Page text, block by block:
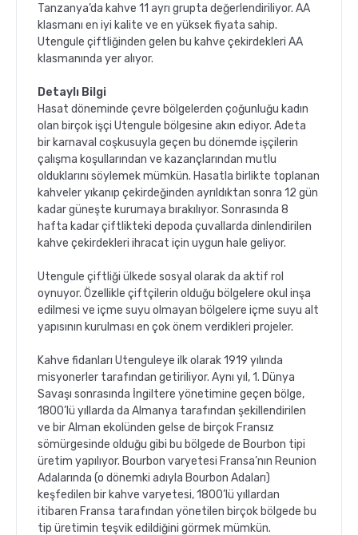
Tanzanya’da kahve 11 ayrı grupta değerlendiriliyor. AA
klasmanı en iyi kalite ve en yüksek fiyata sahip.
Utengule çiftliğinden gelen bu kahve çekirdekleri AA
klasmanında yer alıyor.
Detaylı Bilgi
Hasat döneminde çevre bölgelerden çoğunluğu kadın
olan birçok işçi Utengule bölgesine akın ediyor. Adeta
bir karnaval coşkusuyla geçen bu dönemde işçilerin
çalışma koşullarından ve kazançlarından mutlu
olduklarını söylemek mümkün. Hasatla birlikte toplanan
kahveler yıkanıp çekirdeğinden ayrıldıktan sonra 12 gün
kadar güneşte kurumaya bırakılıyor. Sonrasında 8
hafta kadar çiftlikteki depoda çuvallarda dinlendirilen
kahve çekirdekleri ihracat için uygun hale geliyor.
Utengule çiftliği ülkede sosyal olarak da aktif rol
oynuyor. Özellikle çiftçilerin olduğu bölgelere okul inşa
edilmesi ve içme suyu olmayan bölgelere içme suyu alt
yapısının kurulması en çok önem verdikleri projeler.
Kahve fidanları Utenguleye ilk olarak 1919 yılında
misyonerler tarafından getiriliyor. Aynı yıl, 1. Dünya
Savaşı sonrasında İngiltere yönetimine geçen bölge,
1800’lü yıllarda da Almanya tarafından şekillendirilen
ve bir Alman ekolünden gelse de birçok Fransız
sömürgesinde olduğu gibi bu bölgede de Bourbon tipi
üretim yapılıyor. Bourbon varyetesi Fransa’nın Reunion
Adalarında (o dönemki adıyla Bourbon Adaları)
keşfedilen bir kahve varyetesi, 1800’lü yıllardan
itibaren Fransa tarafından yönetilen birçok bölgede bu
tip üretimin teşvik edildiğini görmek mümkün.